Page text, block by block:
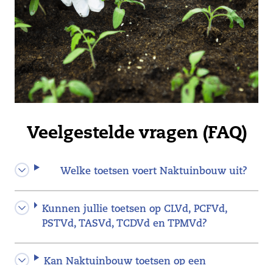
Veelgestelde vragen (FAQ)
Welke toetsen voert Naktuinbouw uit?
Kunnen jullie toetsen op CLVd, PCFVd,
PSTVd, TASVd, TCDVd en TPMVd?
Kan Naktuinbouw toetsen op een